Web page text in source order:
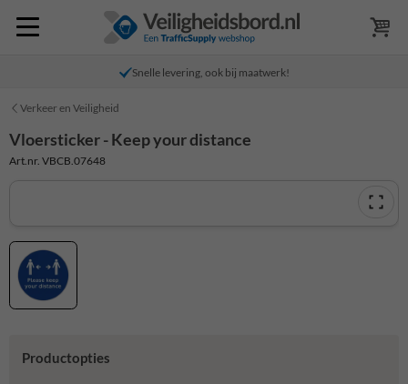
Snelle levering, ook bij maatwerk!
Verkeer en Veiligheid
Vloersticker - Keep your distance
Art.nr. VBCB.07648
Productopties